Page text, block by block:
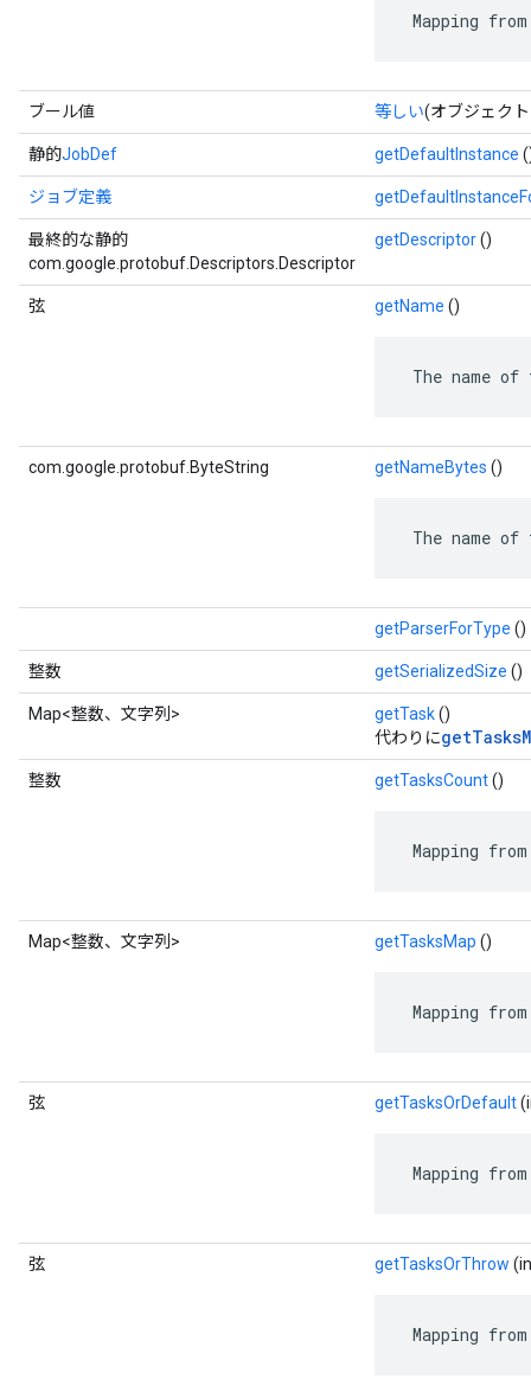
Mapping
ブール値 等しい(オブジェク
静的JobDef getDefaultInstance
ジョブ定義
最終的な静的
com.google.protobuf.Descriptors.Descriptor
getDescriptor()
弦 getName ()
The name
com.google.protobuf.ByteString getNameBytes ()
The name
getParserForType ()
整数 getSerializedSize ()
Map<整数、文字列> getTask()
代わりに
整数 getTasksCount()
Mapping
Map<整数、文字列> getTasksMap ()
Mapping
弦 getTasksOrDefault
Mapping
弦 getTasksOrThrow
Mapping